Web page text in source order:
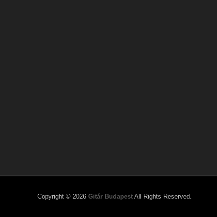
Copyright © 2026 Gitár Budapest All Rights Reserved.